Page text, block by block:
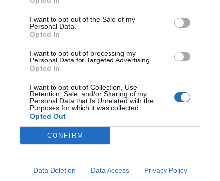
I want to opt-out of the Sale of my
Personal Data.
Opted In
I want to opt-out of processing my
Personal Data for Targeted Advertising.
Opted In
I want to opt-out of Collection, Use,
Retention, Sale, and/or Sharing of my
Personal Data that Is Unrelated with the
Purposes for which it was collected.
Opted Out
CONFIRM
Data Deletion Data Access Privacy Policy
Pandora
KAPCSOLÓDÓ CIKKEK TÖBB A SZERZŐTŐL
Bivalytej és vino rosso 9.rész
Heti horoszkóp december 15-21-ig